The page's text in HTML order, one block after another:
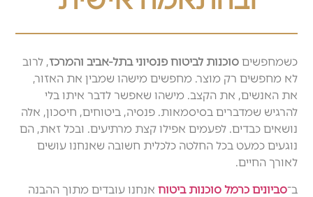
כשמחפשיםסוכנות לביטוח פנסיוני בתל-אביב והמרכז, לרוב
לא מחפשים רק מוצר. מחפשים מישהו שמבין את האזור,
את האנשים, את הקצב. מישהו שאפשר לדבר איתו בלי
להרגיש שמדברים בסיסמאות. פנסיה, ביטוחים, חיסכון, אלה
נושאים כבדים. לפעמים אפילו קצת מרתיעים. ובכל זאת, הם
נוגעים כמעט בכל החלטה כלכלית חשובה שאנחנו עושים
לאורך החיים.
ב־סביונים כרמל סוכנות ביטוח אנחנו עובדים מתוך ההבנה